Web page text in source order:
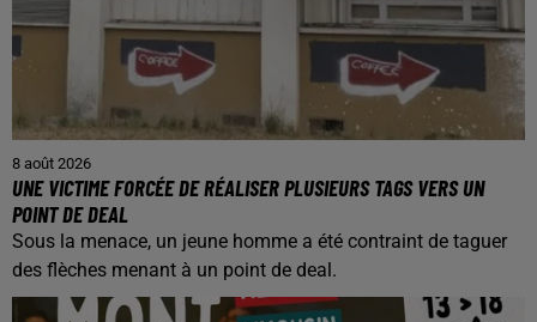
8 août 2026
UNE VICTIME FORCÉE DE RÉALISER PLUSIEURS TAGS VERS UN
POINT DE DEAL
Sous la menace, un jeune homme a été contraint de taguer
des flèches menant à un point de deal.